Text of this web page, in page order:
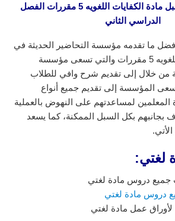
تحضير بوابة المستقبل مادة الكفايات اللغويه 5 مقررات الفصل
الدراسي الثاني
ما تقدمه مؤسسة التحاضير الحديثة في
مقررات
والتي تسعى مؤسسة
من خلال إلى تقديم شرح وافي للطلاب
المؤسسة إلى تقديم جميع أنواع
المعلمين لمساعدتهم على النهوض بالعملية
بجانبهم بكل السبل الممكنة، كما يسعد
لغتي:
جميع دروس مادة لغتي
دروس مادة لغتي
عمل مادة لغتي